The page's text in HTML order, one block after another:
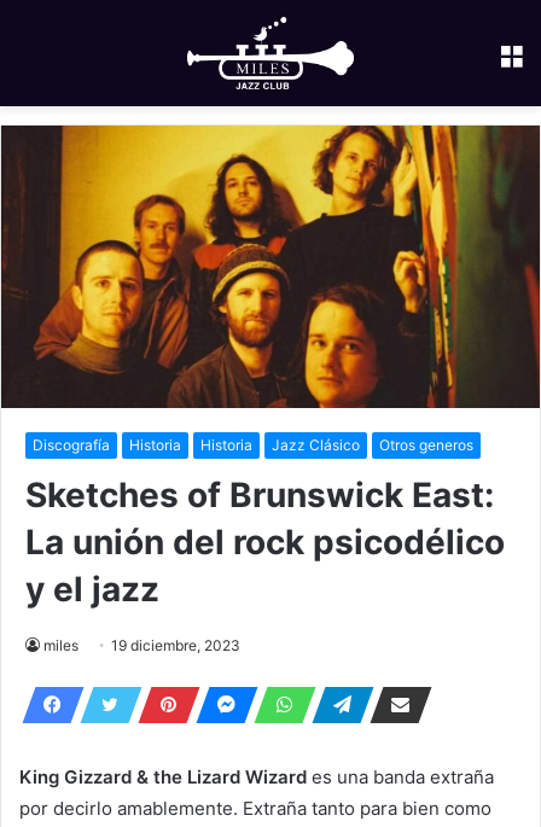
Discografía Historia Historia Jazz Clásico Otros generos
Sketches of Brunswick East:
La unión del rock psicodélico
y el jazz
miles 19 diciembre, 2023
King Gizzard & the Lizard Wizard es una banda extraña
por decirlo amablemente. Extraña tanto para bien como